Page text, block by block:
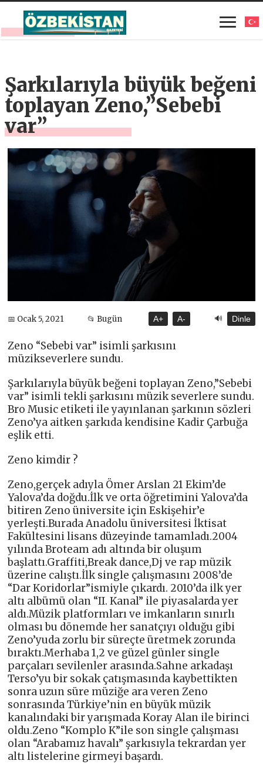
Şarkılarıyla büyük beğeni
toplayan Zeno,”Sebebi
var”
📅 Ocak 5, 2021 📂 Bugün A+ A- 🔊 Dinle
Zeno “Sebebi var” isimli şarkısını
müzikseverlere sundu.
Şarkılarıyla büyük beğeni toplayan Zeno,”Sebebi
var” isimli tekli şarkısını müzik severlere sundu.
Bro Music etiketi ile yayınlanan şarkının sözleri
Zeno’ya aitken şarkıda kendisine Kadir Çarbuğa
eşlik etti.
Zeno kimdir ?
Zeno,gerçek adıyla Ömer Arslan 21 Ekim’de
Yalova’da doğdu.İlk ve orta öğretimini Yalova’da
bitiren Zeno üniversite için Eskişehir’e
yerleşti.Burada Anadolu üniversitesi İktisat
Fakültesini lisans düzeyinde tamamladı.2004
yılında Broteam adı altında bir oluşum
başlattı.Graffiti,Break dance,Dj ve rap müzik
üzerine calıştı.İlk single çalışmasını 2008’de
“Dar Koridorlar”ismiyle çıkardı. 2010’da ilk yer
altı albümü olan “II. Kanal” ile piyasalarda yer
aldı.Müzik platformları ve imkanların sınırlı
olması bu dönemde her sanatçıyı olduğu gibi
Zeno’yuda zorlu bir süreçte üretmek zorunda
bıraktı.Merhaba 1,2 ve güzel günler single
parçaları sevilenler arasında.Sahne arkadaşı
Terso’yu bir sokak çatışmasında kaybettikten
sonra uzun süre müziğe ara veren Zeno
sonrasında Türkiye’nin en büyük müzik
kanalındaki bir yarışmada Koray Alan ile birinci
oldu.Zeno “Komplo K”ile son single çalışması
olan “Arabamız havalı” şarkısıyla tekrardan yer
altı listelerine girmeyi başardı.